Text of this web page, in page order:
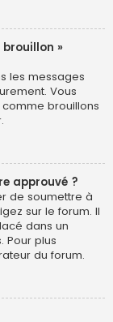
»
les messages
Vous
brouillons
approuvé ?
de soumettre à
sur le forum. Il
dans un
Pour plus
du forum.